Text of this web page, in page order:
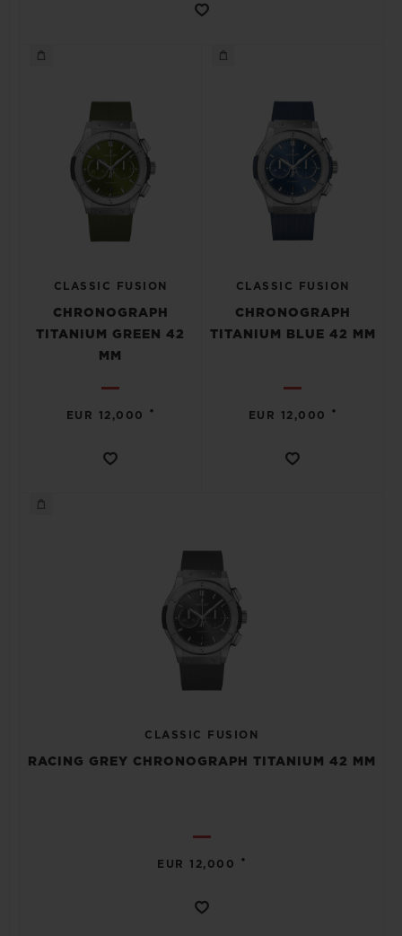
CLASSIC FUSION
CHRONOGRAPH
TITANIUM GREEN 42
MM
EUR 12,000 •
CLASSIC FUSION
CHRONOGRAPH
TITANIUM BLUE 42 MM
EUR 12,000 •
CLASSIC FUSION
RACING GREY CHRONOGRAPH TITANIUM 42 MM
EUR 12,000 •